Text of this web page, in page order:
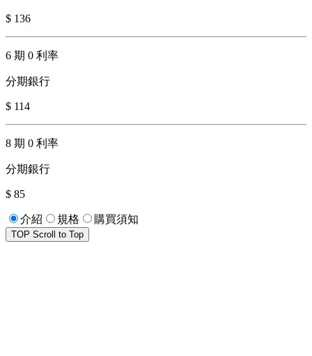
$ 136
6 期 0 利率
分期銀行
$ 114
8 期 0 利率
分期銀行
$ 85
介紹 規格 購買須知
TOP Scroll to Top